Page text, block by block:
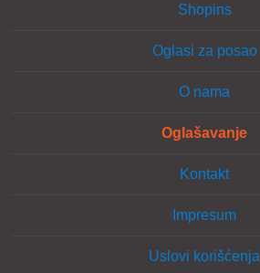
Shopins
Oglasi za posao
O nama
Oglašavanje
Kontakt
Impresum
Uslovi korišćenja